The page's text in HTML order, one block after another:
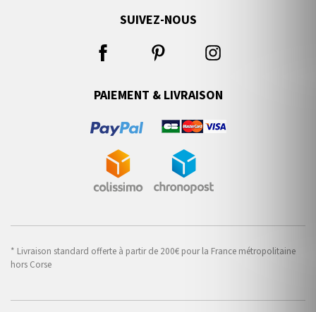
SUIVEZ-NOUS
PAIEMENT & LIVRAISON
* Livraison standard offerte à partir de 200€ pour la France métropolitaine
hors Corse